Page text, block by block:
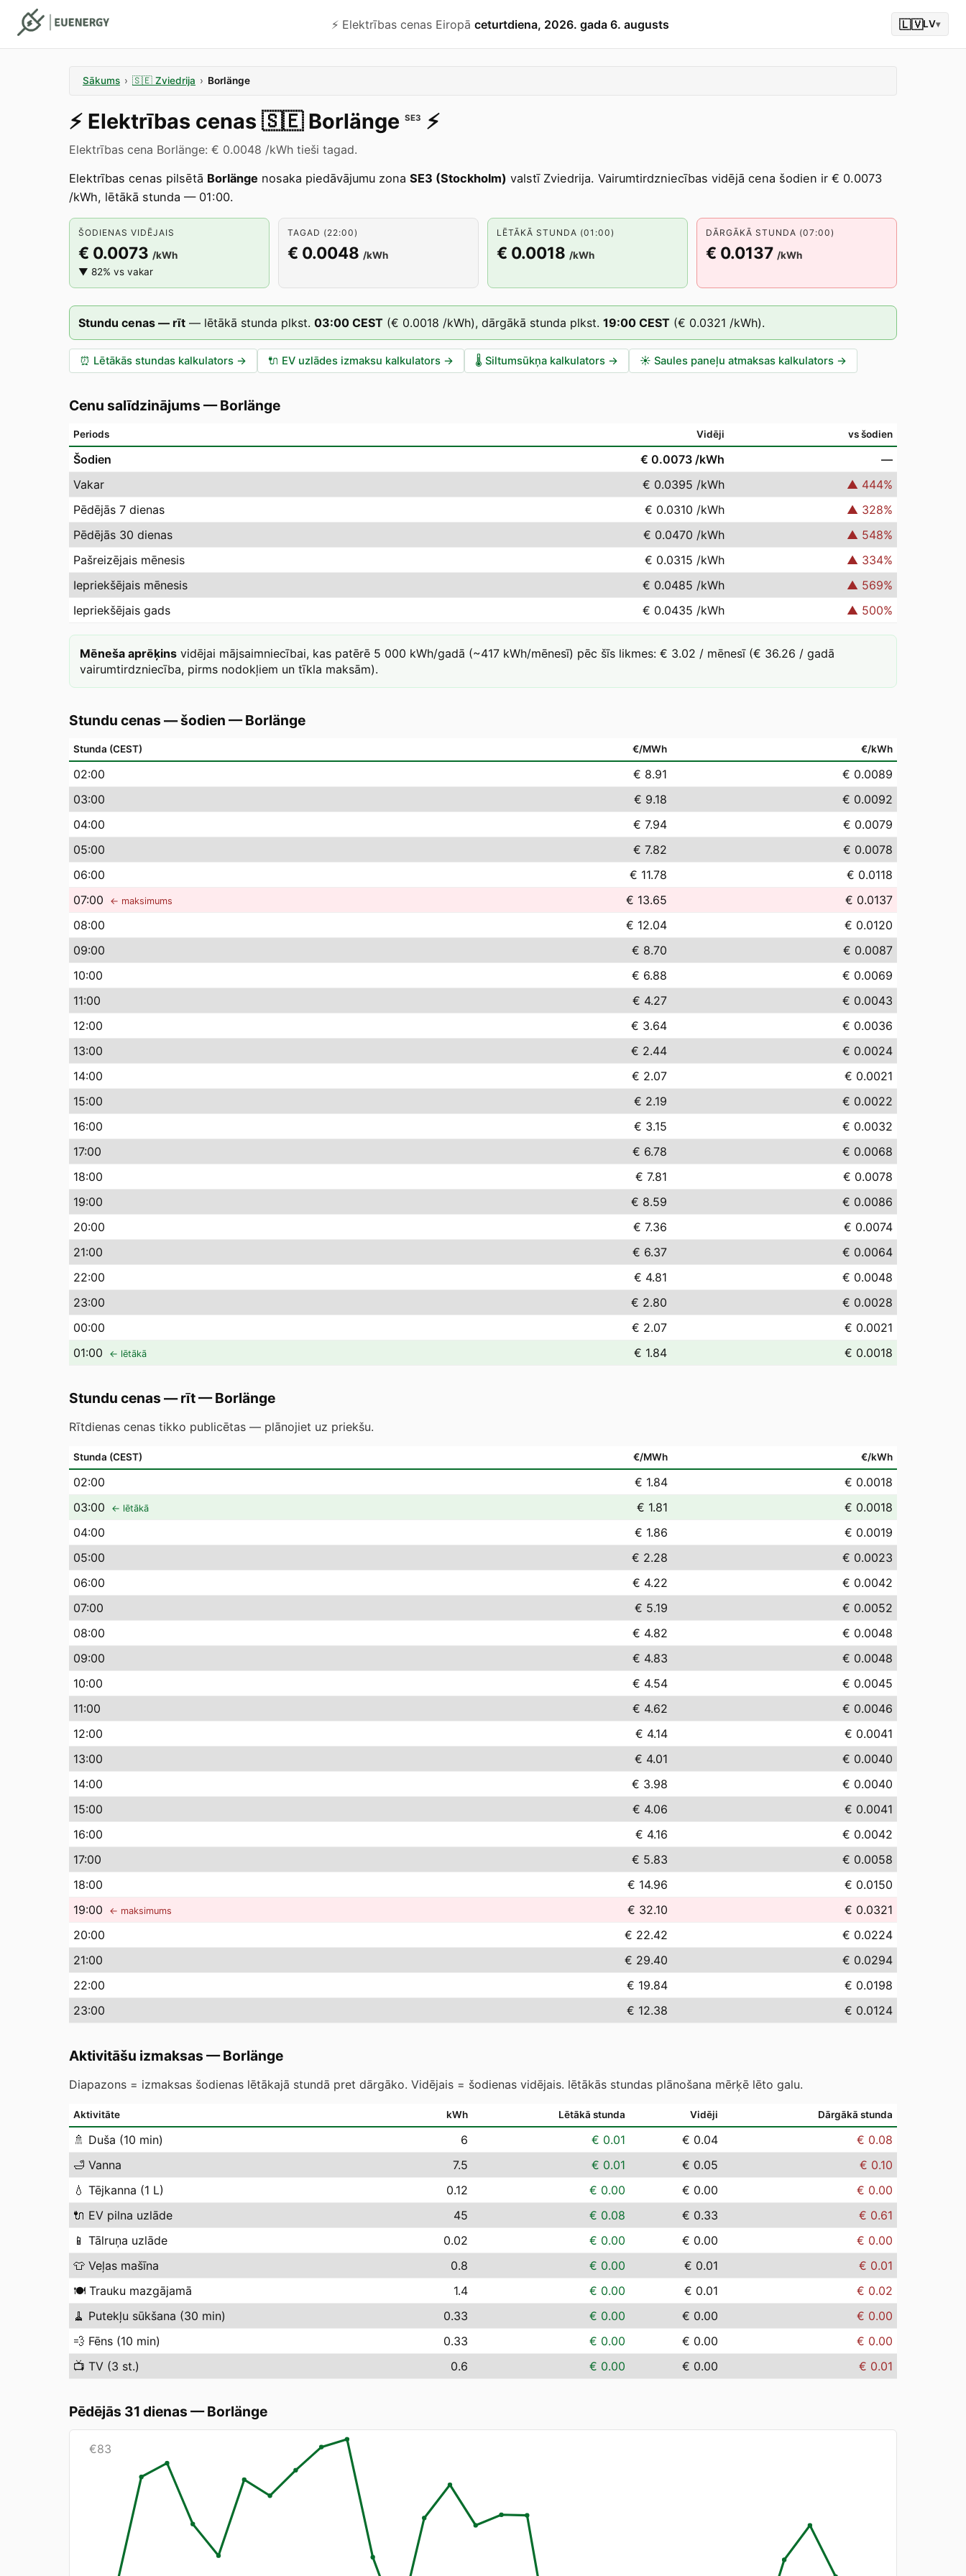
⚡️ Elektrības cenas Eiropā ceturtdiena, 2026. gada 6. augusts 🇱🇻LV▾
Sākums › 🇸🇪 Zviedrija › Borlänge
⚡️ Elektrības cenas 🇸🇪 Borlänge SE3 ⚡️
Elektrības cena Borlänge: € 0.0048 /kWh tieši tagad.
Elektrības cenas pilsētā Borlänge nosaka piedāvājumu zona SE3 (Stockholm) valstī Zviedrija. Vairumtirdzniecības vidējā cena šodien ir € 0.0073
/kWh, lētākā stunda — 01:00.
ŠODIENAS VIDĒJAIS
€ 0.0073 /kWh
▼ 82% vs vakar
TAGAD (22:00)
€ 0.0048 /kWh
LĒTĀKĀ STUNDA (01:00)
€ 0.0018 /kWh
DĀRGĀKĀ STUNDA (07:00)
€ 0.0137 /kWh
Stundu cenas — rīt — lētākā stunda plkst. 03:00 CEST (€ 0.0018 /kWh), dārgākā stunda plkst. 19:00 CEST (€ 0.0321 /kWh).
⏰ Lētākās stundas kalkulators → 🔌 EV uzlādes izmaksu kalkulators → 🌡️ Siltumsūkņa kalkulators → ☀️ Saules paneļu atmaksas kalkulators →
Cenu salīdzinājums —Borlänge
Periods Vidēji vs šodien
Šodien € 0.0073 /kWh
—
Vakar
€ 0.0395 /kWh ▲ 444%
Pēdējās 7 dienas
€ 0.0310 /kWh ▲ 328%
Pēdējās 30 dienas
€ 0.0470 /kWh ▲ 548%
Pašreizējais mēnesis
€ 0.0315 /kWh ▲ 334%
Iepriekšējais mēnesis
€ 0.0485 /kWh ▲ 569%
Iepriekšējais gads
€ 0.0435 /kWh ▲ 500%
Mēneša aprēķins vidējai mājsaimniecībai, kas patērē 5 000 kWh/gadā (~417 kWh/mēnesī) pēc šīs likmes: € 3.02 / mēnesī (€ 36.26 / gadā
vairumtirdzniecība, pirms nodokļiem un tīkla maksām).
Stundu cenas — šodien —Borlänge
Stunda (CEST) €/MWh €/kWh
02:00 € 8.91
€ 0.0089
03:00 € 9.18
€ 0.0092
04:00 € 7.94
€ 0.0079
05:00 € 7.82
€ 0.0078
06:00 € 11.78
€ 0.0118
07:00 ← maksimums € 13.65
€ 0.0137
08:00 € 12.04
€ 0.0120
09:00 € 8.70
€ 0.0087
10:00 € 6.88
€ 0.0069
11:00 € 4.27
€ 0.0043
12:00 € 3.64
€ 0.0036
13:00 € 2.44
€ 0.0024
14:00 € 2.07
€ 0.0021
15:00 € 2.19
€ 0.0022
16:00 € 3.15
€ 0.0032
17:00 € 6.78
€ 0.0068
18:00 € 7.81
€ 0.0078
19:00 € 8.59
€ 0.0086
20:00 € 7.36
€ 0.0074
21:00 € 6.37
€ 0.0064
22:00 € 4.81
€ 0.0048
23:00 € 2.80
€ 0.0028
00:00 € 2.07
€ 0.0021
01:00 ← lētākā € 1.84 € 0.0018
Stundu cenas — rīt—Borlänge
Rītdienas cenas tikko publicētas — plānojiet uz priekšu.
Stunda (CEST) €/MWh €/kWh
02:00 € 1.84
€ 0.0018
03:00 ← lētākā € 1.81
€ 0.0018
04:00 € 1.86
€ 0.0019
05:00 € 2.28
€ 0.0023
06:00 € 4.22
€ 0.0042
07:00 € 5.19
€ 0.0052
08:00 € 4.82
€ 0.0048
09:00 € 4.83
€ 0.0048
10:00 € 4.54
€ 0.0045
11:00 € 4.62
€ 0.0046
12:00 € 4.14
€ 0.0041
13:00 € 4.01
€ 0.0040
14:00 € 3.98
€ 0.0040
15:00 € 4.06
€ 0.0041
16:00 € 4.16
€ 0.0042
17:00 € 5.83
€ 0.0058
18:00 € 14.96
€ 0.0150
19:00 ← maksimums € 32.10
€ 0.0321
20:00 € 22.42
€ 0.0224
21:00 € 29.40
€ 0.0294
22:00 € 19.84
€ 0.0198
23:00 € 12.38 € 0.0124
Aktivitāšu izmaksas —Borlänge
Diapazons = izmaksas šodienas lētākajā stundā pret dārgāko. Vidējais = šodienas vidējais. lētākās stundas plānošana mērķē lēto galu.
Aktivitāte kWh Lētākā stunda Vidēji Dārgākā stunda
🚿 Duša (10 min) 6 € 0.01 € 0.04
€ 0.08
🛁 Vanna 7.5 € 0.01 € 0.05
€ 0.10
💧 Tējkanna (1 L) 0.12 € 0.00 € 0.00
€ 0.00
🔌 EV pilna uzlāde 45 € 0.08 € 0.33
€ 0.61
📱 Tālruņa uzlāde 0.02 € 0.00 € 0.00
€ 0.00
👕 Veļas mašīna 0.8 € 0.00 € 0.01
€ 0.01
🍽️ Trauku mazgājamā 1.4 € 0.00 € 0.01
€ 0.02
🧹 Putekļu sūkšana (30 min) 0.33 € 0.00 € 0.00
€ 0.00
💨 Fēns (10 min) 0.33 € 0.00 € 0.00
€ 0.00
📺 TV (3 st.) 0.6 € 0.00 € 0.00 € 0.01
Pēdējās 31 dienas —Borlänge
€83